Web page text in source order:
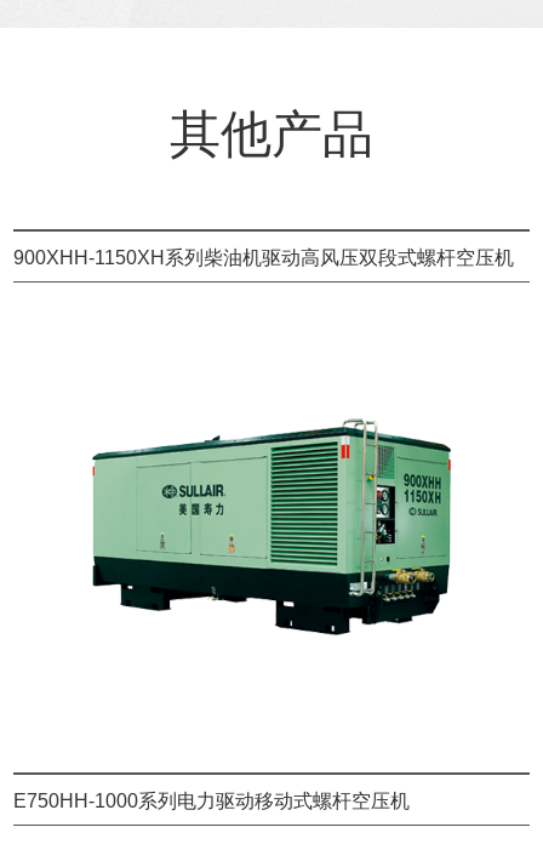
其他产品
900XHH-1150XH系列柴油机驱动高风压双段式螺杆空压机
E750HH-1000系列电力驱动移动式螺杆空压机